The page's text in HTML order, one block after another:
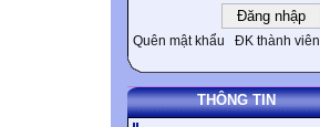
Quên mật khẩu ĐK thành viên
THÔNG TIN